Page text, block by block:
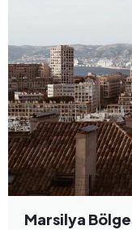
Marsilya